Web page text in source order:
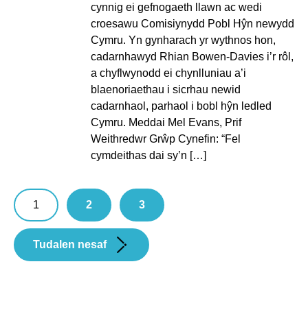
cynnig ei gefnogaeth llawn ac wedi
croesawu Comisiynydd Pobl Hŷn newydd
Cymru. Yn gynharach yr wythnos hon,
cadarnhawyd Rhian Bowen-Davies i’r rôl,
a chyflwynodd ei chynlluniau a’i
blaenoriaethau i sicrhau newid
cadarnhaol, parhaol i bobl hŷn ledled
Cymru. Meddai Mel Evans, Prif
Weithredwr Grŵp Cynefin: “Fel
cymdeithas dai sy’n […]
Pagination:
1 2 3
Tudalen nesaf